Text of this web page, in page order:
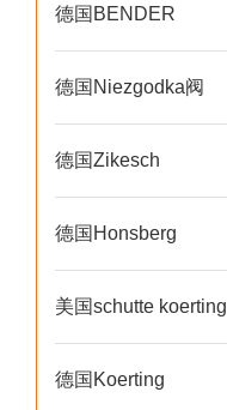
德国BENDER
德国Niezgodka阀
德国Zikesch
德国Honsberg
美国schutte koerting
德国Koerting